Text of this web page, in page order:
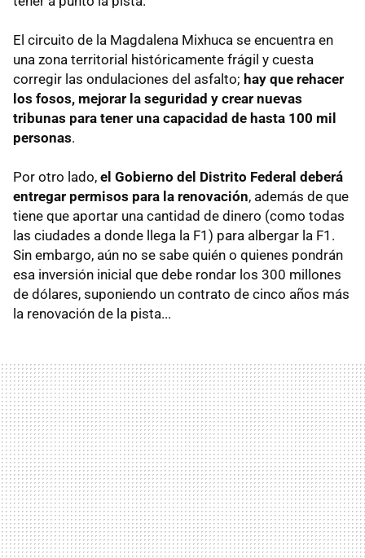
El circuito de la Magdalena Mixhuca se encuentra en
una zona territorial históricamente frágil y cuesta
corregir las ondulaciones del asfalto; hay que rehacer
los fosos, mejorar la seguridad y crear nuevas
tribunas para tener una capacidad de hasta 100 mil
personas.
Por otro lado, el Gobierno del Distrito Federal deberá
entregar permisos para la renovación, además de que
tiene que aportar una cantidad de dinero (como todas
las ciudades a donde llega la F1) para albergar la F1.
Sin embargo, aún no se sabe quién o quienes pondrán
esa inversión inicial que debe rondar los 300 millones
de dólares, suponiendo un contrato de cinco años más
la renovación de la pista...